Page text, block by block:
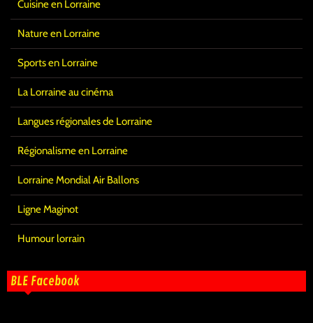
Cuisine en Lorraine
Nature en Lorraine
Sports en Lorraine
La Lorraine au cinéma
Langues régionales de Lorraine
Régionalisme en Lorraine
Lorraine Mondial Air Ballons
Ligne Maginot
Humour lorrain
BLE Facebook